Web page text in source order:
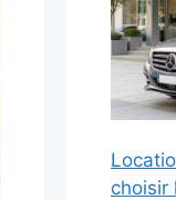
choisir